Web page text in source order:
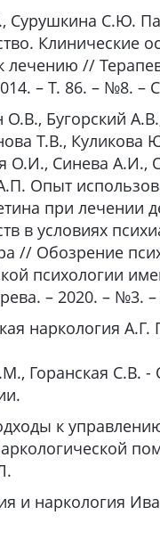
Сурушкина С.Ю.
Клинические
лечению //
– Т. 86. – №8. –
Бугорский
Т.В., Куликова
О.И., Синева А.И.,
Опыт
при лечении
в условиях
// Обозрение
психологии
– 2020. – №3. –
наркология А.Г.
Горанская С.В. -
к
и наркология